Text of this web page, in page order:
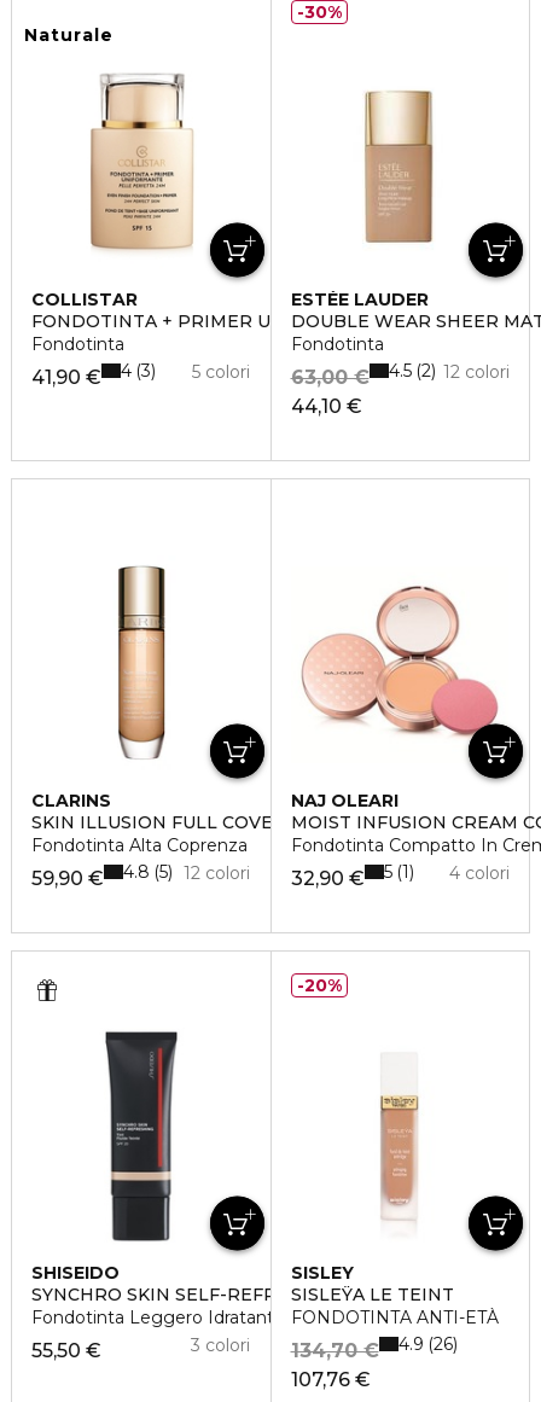
Naturale
COLLISTAR
FONDOTINTA + PRIMER UNIFORMANTE
Fondotinta
41,90 € 5 colori
4 3
ESTÉE LAUDER
DOUBLE WEAR SHEER
Fondotinta
44,10 €
63,00 € 12 colori
4.5 2
30%
CLARINS
SKIN ILLUSION FULL COVERAGE
Fondotinta Alta Coprenza
59,90 € 12 colori
4.8 5
NAJ OLEARI
MOIST INFUSION CREAM
Fondotinta Compatto In
32,90 € 4 colori
5 1
SHISEIDO
SYNCHRO SKIN SELF-REFRESHING TINT
Fondotinta Leggero Idratante
55,50 € 3 colori
SISLEY
SISLEŸA LE TEINT
FONDOTINTA ANTI-ETÀ
107,76 €
134,70 € 4.9 26
20%